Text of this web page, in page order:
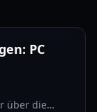
PC
über die